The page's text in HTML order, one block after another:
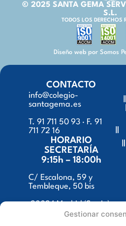
Gestionar
© 2025 SANTA GEMA
S.L.
TODOS LOS DERECHOS
Diseño web por Somos
CONTACTO
info@colegio-
santagema.es
T. 91 711 50 93 · F. 91
711 72 16
HORARIO
SECRETARÍA
9:15h – 18:00h
C/ Escalona, 59 y
Tembleque, 50 bis
28024 Madrid (Spain)